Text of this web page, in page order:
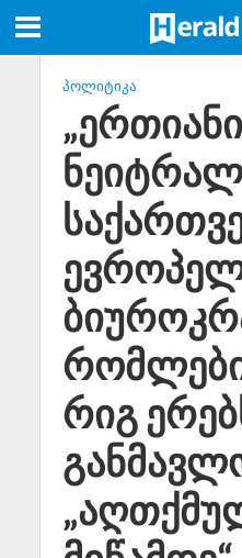
ᲞᲝᲚᲘᲢᲘᲙᲐ
„ერთიანი
რიგ